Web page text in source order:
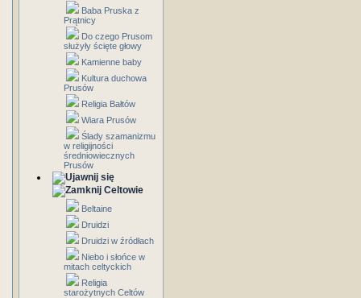
Baba Pruska z
Prątnicy
Do czego Prusom
służyły ścięte głowy
Kamienne baby
Kultura duchowa
Prusów
Religia Bałtów
Wiara Prusów
Ślady szamanizmu
w religijności
średniowiecznych
Prusów
Celtowie
Beltaine
Druidzi
Druidzi w źródłach
Niebo i słońce w
mitach celtyckich
Religia
starożytnych Celtów